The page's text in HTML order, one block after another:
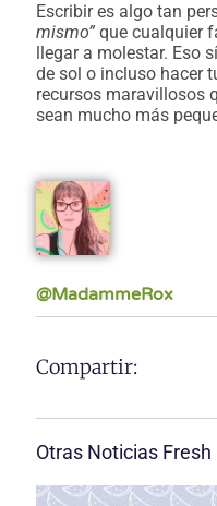
Escribir es algo tan
mismo” que cualquier
llegar a molestar. Eso
de sol o incluso hacer
recursos maravillosos
sean mucho más
@MadammeRox
Compartir:
Otras Noticias Fresh